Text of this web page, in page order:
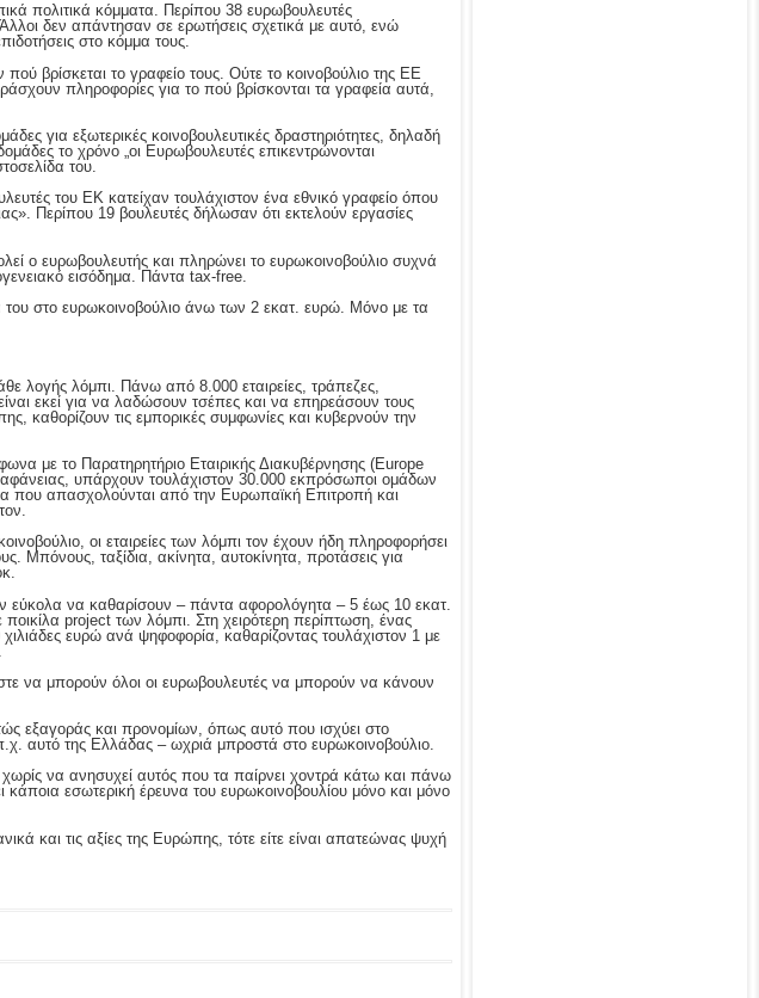
πολιτικά κόμματα. Περίπου 38 ευρωβουλευτές
δεν απάντησαν σε ερωτήσεις σχετικά με αυτό, ενώ
στο κόμμα τους.
βρίσκεται το γραφείο τους. Ούτε το κοινοβούλιο της ΕΕ
πληροφορίες για το πού βρίσκονται τα γραφεία αυτά,
για εξωτερικές κοινοβουλευτικές δραστηριότητες, δηλαδή
το χρόνο „οι Ευρωβουλευτές επικεντρώνονται
του.
του ΕΚ κατείχαν τουλάχιστον ένα εθνικό γραφείο όπου
Περίπου 19 βουλευτές δήλωσαν ότι εκτελούν εργασίες
ο ευρωβουλευτής και πληρώνει το ευρωκοινοβούλιο συχνά
εισόδημα. Πάντα tax-free.
στο ευρωκοινοβούλιο άνω των 2 εκατ. ευρώ. Μόνο με τα
λογής λόμπι. Πάνω από 8.000 εταιρείες, τράπεζες,
εκεί για να λαδώσουν τσέπες και να επηρεάσουν τους
καθορίζουν τις εμπορικές συμφωνίες και κυβερνούν την
με το Παρατηρητήριο Εταιρικής Διακυβέρνησης (Europe
υπάρχουν τουλάχιστον 30.000 εκπρόσωποι ομάδων
που απασχολούνται από την Ευρωπαϊκή Επιτροπή και
οι εταιρείες των λόμπι τον έχουν ήδη πληροφορήσει
Μπόνους, ταξίδια, ακίνητα, αυτοκίνητα, προτάσεις για
εύκολα να καθαρίσουν – πάντα αφορολόγητα – 5 έως 10 εκατ.
project των λόμπι. Στη χειρότερη περίπτωση, ένας
ευρώ ανά ψηφοφορία, καθαρίζοντας τουλάχιστον 1 με
να μπορούν όλοι οι ευρωβουλευτές να μπορούν να κάνουν
εξαγοράς και προνομίων, όπως αυτό που ισχύει στο
αυτό της Ελλάδας – ωχριά μπροστά στο ευρωκοινοβούλιο.
να ανησυχεί αυτός που τα παίρνει χοντρά κάτω και πάνω
εσωτερική έρευνα του ευρωκοινοβουλίου μόνο και μόνο
και τις αξίες της Ευρώπης, τότε είτε είναι απατεώνας ψυχή